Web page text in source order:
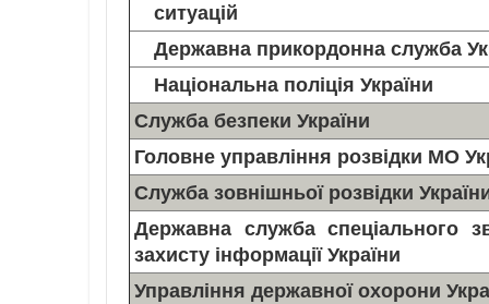
ситуацій
Державна прикордонна служба
Національна поліція України
Служба безпеки України
Головне управління розвідки МО
Служба зовнішньої розвідки
Державна служба спеціального
захисту інформації України
Управління державної охорони